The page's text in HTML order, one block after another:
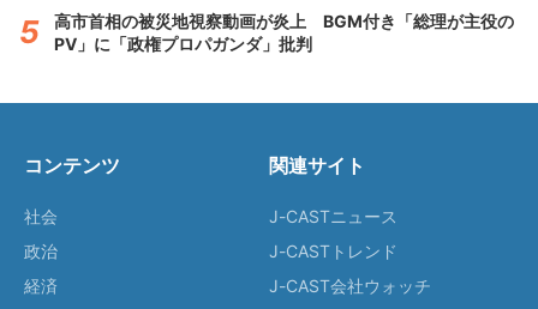
高市首相の被災地視察動画が炎上 BGM付き「総理が主役の
PV」に「政権プロパガンダ」批判
コンテンツ
社会
政治
経済
関連サイト
J-CASTニュース
J-CASTトレンド
J-CAST会社ウォッチ